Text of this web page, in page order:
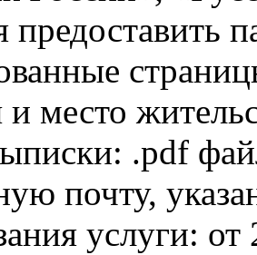
предоставить
место
.pdf
почту,
услуги: от